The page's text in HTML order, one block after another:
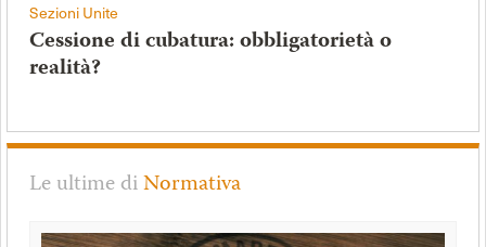
Sezioni Unite
Cessione di cubatura: obbligatorietà o
realità?
Le ultime diNormativa